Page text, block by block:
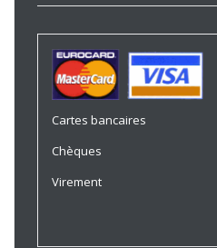
Cartes bancaires
Chèques
Virement